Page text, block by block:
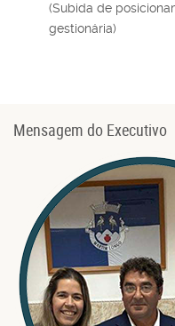
(Subida de
gestionária)
Mensagem do Executivo